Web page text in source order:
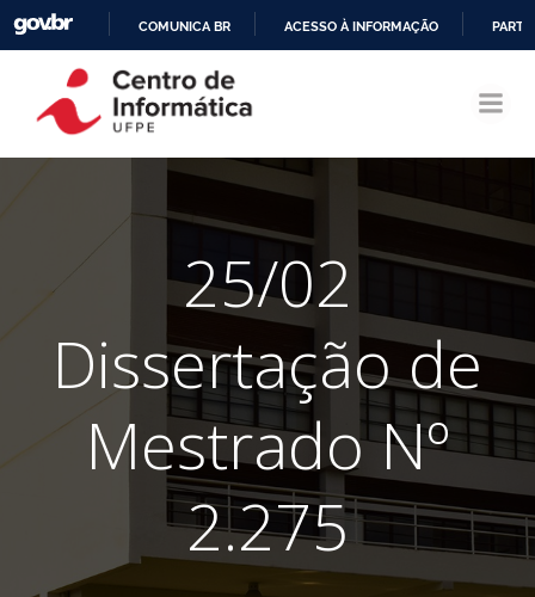
CONTEÚDO
COMUNICA BR ACESSO À INFORMAÇÃO
25/02
Dissertação de
Mestrado Nº
2.275